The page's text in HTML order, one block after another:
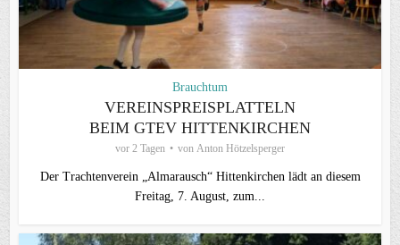
Brauchtum
VEREINSPREISPLATTELN
BEIM GTEV HITTENKIRCHEN
vor 2 Tagen von Anton Hötzelsperger
Der Trachtenverein „Almarausch“ Hittenkirchen lädt an diesem
Freitag, 7. August, zum...